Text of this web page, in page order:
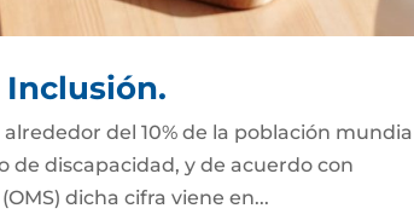
Inclusión.
del 10% de la población
de discapacidad, y de acuerdo con
dicha cifra viene en...